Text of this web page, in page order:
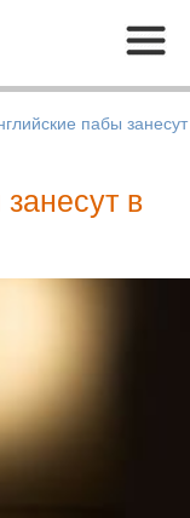
Меню
пабы занесут
в